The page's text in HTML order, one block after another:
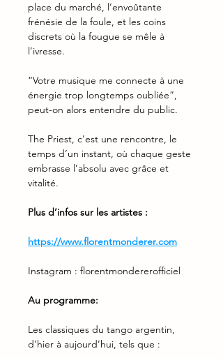
place du marché, l’envoûtante
frénésie de la foule, et les coins
discrets où la fougue se mêle à
l’ivresse.
“Votre musique me connecte à une
énergie trop longtemps oubliée”,
peut-on alors entendre du public.
The Priest, c’est une rencontre, le
temps d’un instant, où chaque geste
embrasse l’absolu avec grâce et
vitalité.
Plus d’infos sur les artistes :
https://www.florentmonderer.com
Instagram : florentmondererofficiel
Au programme:
Les classiques du tango argentin,
d’hier à aujourd’hui, tels que :